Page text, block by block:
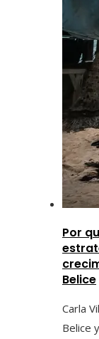
Por
Belice
Carla
Belice